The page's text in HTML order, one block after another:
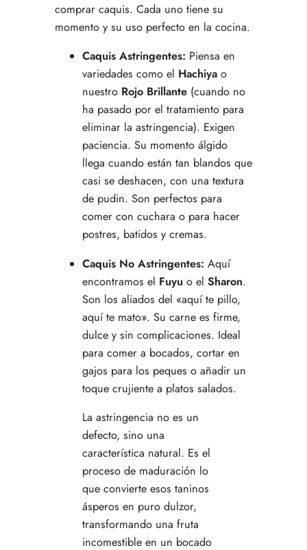
comprar caquis. Cada uno tiene su
momento y su uso perfecto en la cocina.
Caquis Astringentes: Piensa en
variedades como el Hachiya o
nuestro Rojo Brillante (cuando no
ha pasado por el tratamiento para
eliminar la astringencia). Exigen
paciencia. Su momento álgido
llega cuando están tan blandos que
casi se deshacen, con una textura
de pudin. Son perfectos para
comer con cuchara o para hacer
postres, batidos y cremas.
Caquis No Astringentes: Aquí
encontramos el Fuyu o el Sharon.
Son los aliados del «aquí te pillo,
aquí te mato». Su carne es firme,
dulce y sin complicaciones. Ideal
para comer a bocados, cortar en
gajos para los peques o añadir un
toque crujiente a platos salados.
La astringencia no es un
defecto, sino una
característica natural. Es el
proceso de maduración lo
que convierte esos taninos
ásperos en puro dulzor,
transformando una fruta
incomestible en un bocado